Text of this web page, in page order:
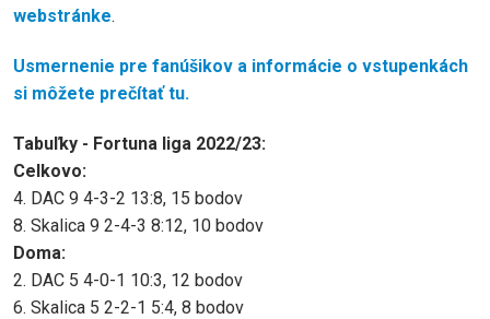
webstránke.
Usmernenie pre fanúšikov a informácie o vstupenkách
si môžete prečítať tu.
Tabuľky - Fortuna liga 2022/23:
Celkovo:
4. DAC 9 4-3-2 13:8, 15 bodov
8. Skalica 9 2-4-3 8:12, 10 bodov
Doma:
2. DAC 5 4-0-1 10:3, 12 bodov
6. Skalica 5 2-2-1 5:4, 8 bodov